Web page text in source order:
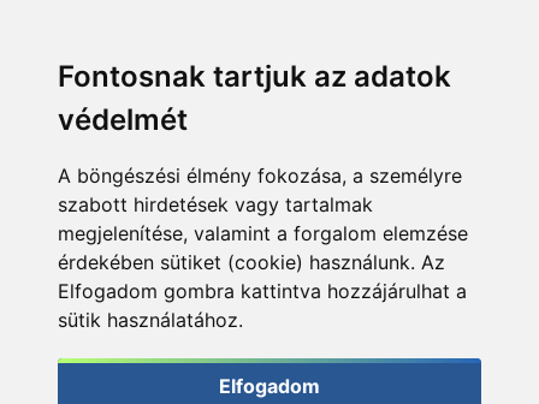
Fontosnak tartjuk az adatok
védelmét
A böngészési élmény fokozása, a személyre
szabott hirdetések vagy tartalmak
megjelenítése, valamint a forgalom elemzése
érdekében sütiket (cookie) használunk. Az
Elfogadom gombra kattintva hozzájárulhat a
sütik használatához.
Elfogadom